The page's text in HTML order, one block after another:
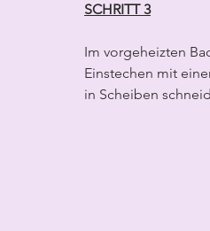
SCHRITT 3
Im vorgeheizten
Einstechen mit
in Scheiben